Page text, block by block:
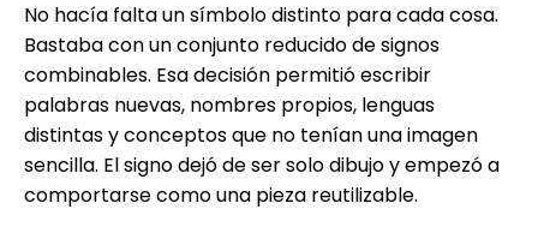
No hacía falta un símbolo distinto para cada cosa.
Bastaba con un conjunto reducido de signos
combinables. Esa decisión permitió escribir
palabras nuevas, nombres propios, lenguas
distintas y conceptos que no tenían una imagen
sencilla. El signo dejó de ser solo dibujo y empezó a
comportarse como una pieza reutilizable.